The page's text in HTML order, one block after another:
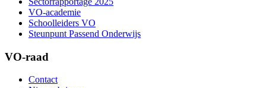
VO-academie
Schoolleiders VO
Steunpunt Passend Onderwijs
VO-raad
Contact